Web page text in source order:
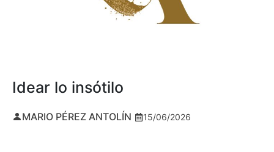
Idear lo insótilo
MARIO PÉREZ ANTOLÍN 15/06/2026